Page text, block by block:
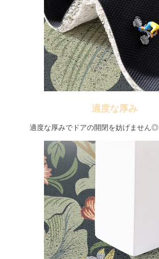
適度な厚み
適度な厚みでドアの開閉を妨げません◎